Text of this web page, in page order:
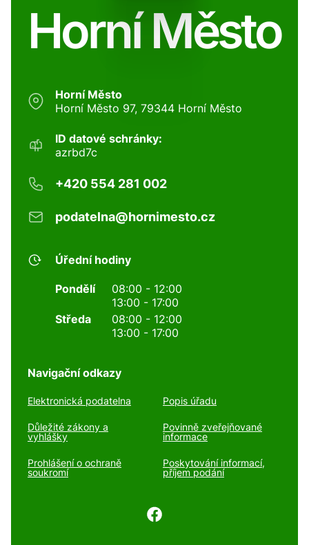
Horní Město
Horní Město
Horní Město 97, 79344 Horní Město
ID datové schránky:
azrbd7c
+420 554 281 002
podatelna@hornimesto.cz
Úřední hodiny
Pondělí
08:00 - 12:00
13:00 - 17:00
Středa
08:00 - 12:00
13:00 - 17:00
Navigační odkazy
Elektronická podatelna Popis úřadu
Důležité zákony a
vyhlášky
Povinně zveřejňované
informace
Prohlášení o ochraně
soukromí
Poskytování informací,
příjem podání